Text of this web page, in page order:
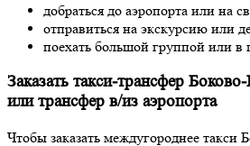
добраться до аэропорта или на
отправиться на экскурсию или
поехать большой группой или в
Заказать такси-трансфер
или трансфер в/из аэропорта
Чтобы заказать междугороднее такси